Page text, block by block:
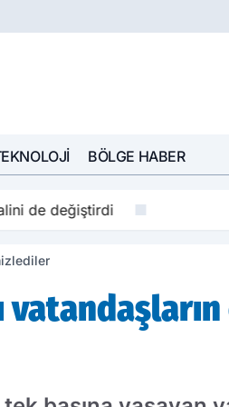
BÖLGE HABER
de değiştirdi